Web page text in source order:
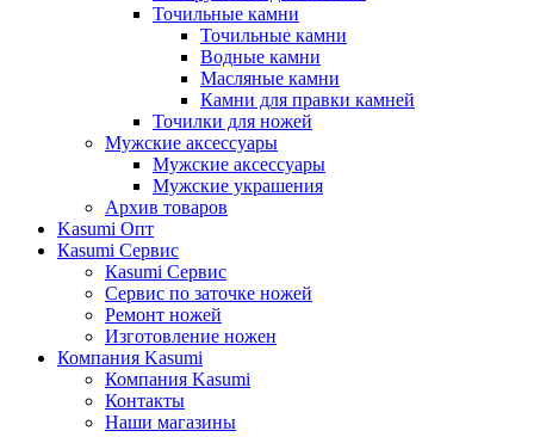
Точильные камни
Точильные камни
Водные камни
Масляные камни
Камни для правки камней
Точилки для ножей
Мужские аксессуары
Мужские аксессуары
Мужские украшения
Архив товаров
Kasumi Опт
Кasumi Сервис
Кasumi Сервис
Сервис по заточке ножей
Ремонт ножей
Изготовление ножен
Компания Kasumi
Компания Kasumi
Контакты
Наши магазины